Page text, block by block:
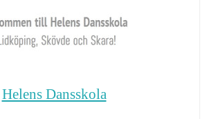
Helens Dansskola